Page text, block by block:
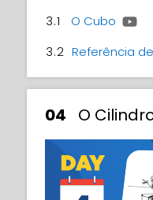
3.1 O Cubo
3.2 Referência
04 O